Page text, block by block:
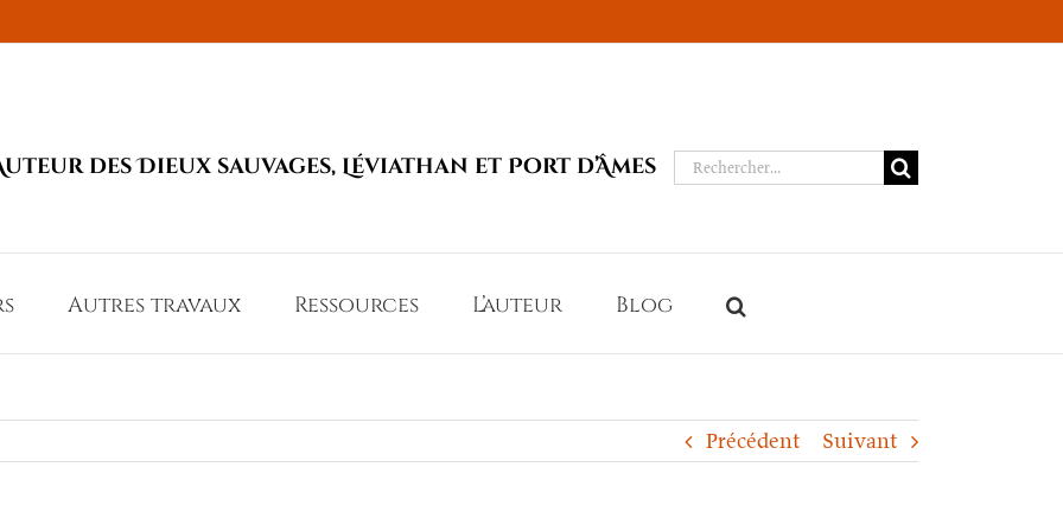
des Dieux sauvages, Léviathan et Port d’Âmes Rechercher:
Autres travaux Ressources L’auteur Blog
Précédent Suivant